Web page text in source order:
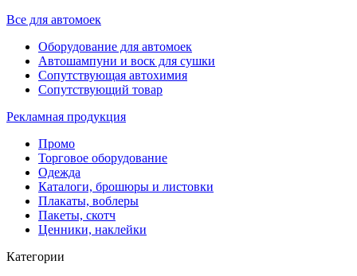
Все для автомоек
Оборудование для автомоек
Автошампуни и воск для сушки
Сопутствующая автохимия
Сопутствующий товар
Рекламная продукция
Промо
Торговое оборудование
Одежда
Каталоги, брошюры и листовки
Плакаты, воблеры
Пакеты, скотч
Ценники, наклейки
Категории